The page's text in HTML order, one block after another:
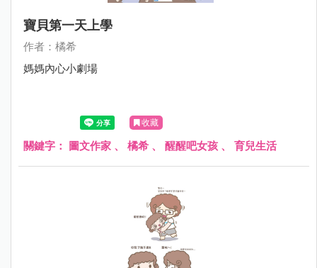
寶貝第一天上學
作者：橘希
媽媽內心小劇場
收藏
關鍵字： 圖文作家 、 橘希 、 醒醒吧女孩 、 育兒生活